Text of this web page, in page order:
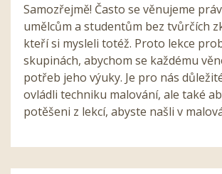
Samozřejmě! Často se věnujeme
umělcům a studentům bez tvůrčích
kteří si mysleli totéž. Proto lekce
skupinách, abychom se každému
potřeb jeho výuky. Je pro nás
ovládli techniku malování, ale také
potěšeni z lekcí, abyste našli v